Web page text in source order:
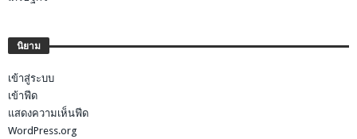
นิยาม
เข้าสู่ระบบ
เข้าฟีด
แสดงความเห็นฟีด
WordPress.org